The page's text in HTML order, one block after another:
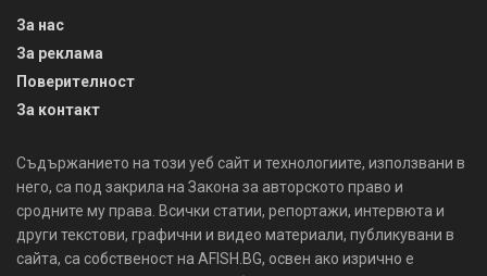
За нас
За реклама
Поверителност
За контакт
Съдържанието на този уеб сайт и технологиите, използвани в
него, са под закрила на Закона за авторското право и
сродните му права. Всички статии, репортажи, интервюта и
други текстови, графични и видео материали, публикувани в
сайта, са собственост на AFISH.BG, освен ако изрично е